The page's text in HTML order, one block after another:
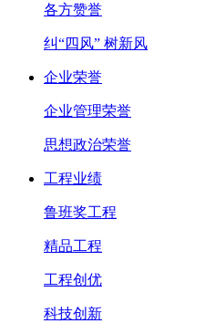
各方赞誉
纠“四风” 树新风
企业荣誉
企业管理荣誉
思想政治荣誉
工程业绩
鲁班奖工程
精品工程
工程创优
科技创新